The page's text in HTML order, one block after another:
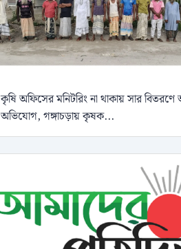
কৃষি অফিসের মনিটরিং না থাকায় সার
অভিযোগ, গঙ্গাচড়ায় কৃষক...